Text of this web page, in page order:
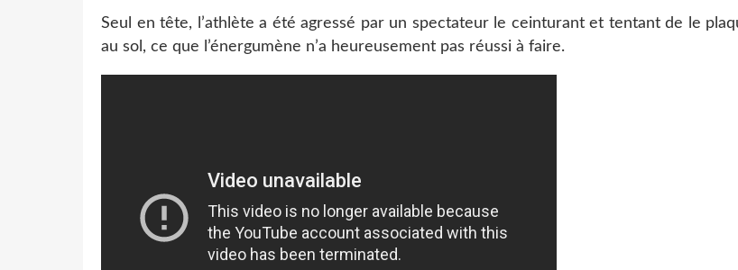
Seul en tête, l’athlète a été agressé par un spectateur le ceinturant et tentant de le
au sol, ce que l’énergumène n’a heureusement pas réussi à faire.